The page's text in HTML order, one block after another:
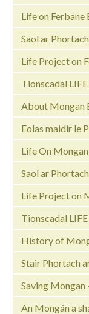
Life on Ferbane
Saol ar
Life Project on
Tionscadal
About Mongan
Eolas maidir le
Life On
Saol ar
Life Project on
Tionscadal
History of
Stair Phortach
Saving Mongan
An Mongán a